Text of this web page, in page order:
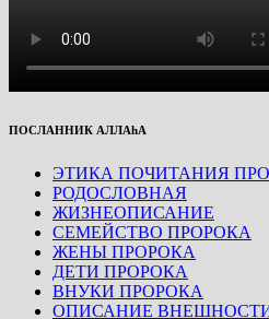
ПОСЛАННИК АЛЛАhА
ЭТИКА ПОЧИТАНИЯ
РОДОСЛОВНАЯ
ЖИЗНЕОПИСАНИЕ
СЕМЕЙСТВО ПРОРОКА
ЖЕНЫ ПРОРОКА
ДЕТИ ПРОРОКА
ВНУКИ ПРОРОКА
ОПИСАНИЕ